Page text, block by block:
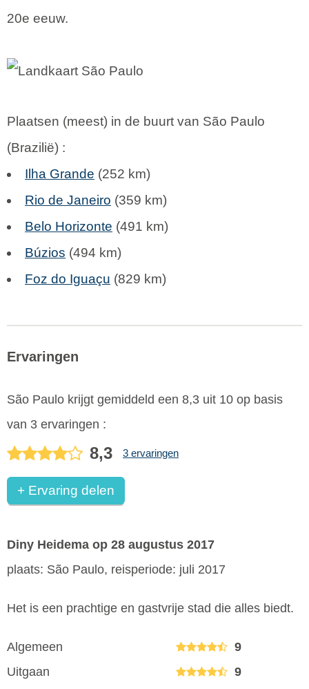
20e eeuw.
Plaatsen (meest) in de buurt van São Paulo
(Brazilië) :
Ilha Grande (252 km)
Rio de Janeiro (359 km)
Belo Horizonte (491 km)
Búzios (494 km)
Foz do Iguaçu (829 km)
Ervaringen
São Paulo krijgt gemiddeld een 8,3 uit 10 op basis
van 3 ervaringen :
8,3 3 ervaringen
+ Ervaring delen
Diny Heidema op 28 augustus 2017
plaats: São Paulo, reisperiode: juli 2017
Het is een prachtige en gastvrije stad die alles biedt.
Algemeen
9
Uitgaan
9